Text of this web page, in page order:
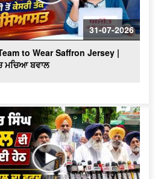
31-07-2026
to Wear Saffron Jersey |
ਮਚਿਆ ਬਵਾਲ